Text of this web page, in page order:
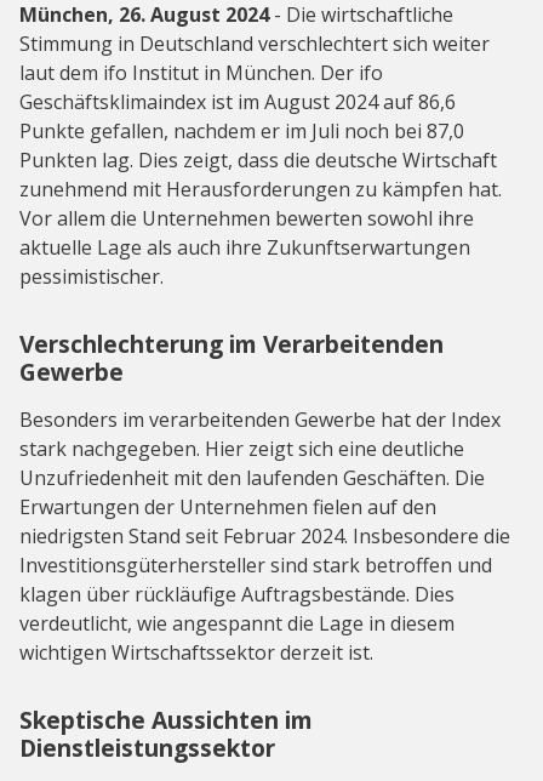
München, 26. August 2024- Die wirtschaftliche
Stimmung in Deutschland verschlechtert sich weiter
laut dem ifo Institut in München. Der ifo
Geschäftsklimaindex ist im August 2024 auf 86,6
Punkte gefallen, nachdem er im Juli noch bei 87,0
Punkten lag. Dies zeigt, dass die deutsche Wirtschaft
zunehmend mit Herausforderungen zu kämpfen hat.
Vor allem die Unternehmen bewerten sowohl ihre
aktuelle Lage als auch ihre Zukunftserwartungen
pessimistischer.
Verschlechterung im Verarbeitenden
Gewerbe
Besonders im verarbeitenden Gewerbe hat der Index
stark nachgegeben. Hier zeigt sich eine deutliche
Unzufriedenheit mit den laufenden Geschäften. Die
Erwartungen der Unternehmen fielen auf den
niedrigsten Stand seit Februar 2024. Insbesondere die
Investitionsgüterhersteller sind stark betroffen und
klagen über rückläufige Auftragsbestände. Dies
verdeutlicht, wie angespannt die Lage in diesem
wichtigen Wirtschaftssektor derzeit ist.
Skeptische Aussichten im
Dienstleistungssektor